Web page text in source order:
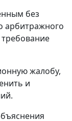
без
арбитражного
требование
жалобу,
и